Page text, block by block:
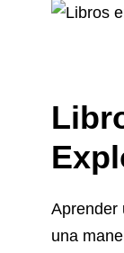
Aprender
una